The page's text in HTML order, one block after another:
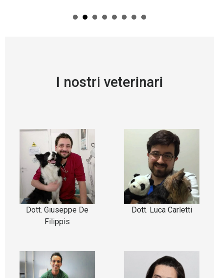
I nostri veterinari
Dott. Giuseppe De
Filippis
Dott. Luca Carletti